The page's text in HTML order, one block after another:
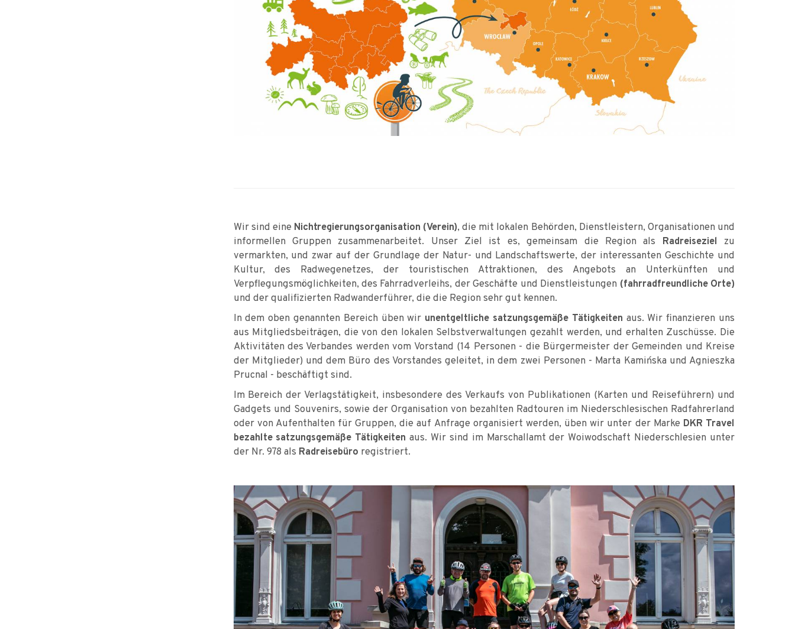
Wir sind eine Nichtregierungsorganisation (Verein), die mit lokalen Behörden, Dienstleistern, Organisationen und
informellen Gruppen zusammenarbeitet. Unser Ziel ist es, gemeinsam die Region als Radreiseziel zu
vermarkten, und zwar auf der Grundlage der Natur- und Landschaftswerte, der interessanten Geschichte und
Kultur, des Radwegenetzes, der touristischen Attraktionen, des Angebots an Unterkünften und
Verpflegungsmöglichkeiten, des Fahrradverleihs, der Geschäfte und Dienstleistungen (fahrradfreundliche Orte)
und der qualifizierten Radwanderführer, die die Region sehr gut kennen.
In dem oben genannten Bereich üben wir unentgeltliche satzungsgemäße Tätigkeiten aus. Wir finanzieren uns
aus Mitgliedsbeiträgen, die von den lokalen Selbstverwaltungen gezahlt werden, und erhalten Zuschüsse. Die
Aktivitäten des Verbandes werden vom Vorstand (14 Personen - die Bürgermeister der Gemeinden und Kreise
der Mitglieder) und dem Büro des Vorstandes geleitet, in dem zwei Personen - Marta Kamińska und Agnieszka
Prucnal - beschäftigt sind.
Im Bereich der Verlagstätigkeit, insbesondere des Verkaufs von Publikationen (Karten und Reiseführern) und
Gadgets und Souvenirs, sowie der Organisation von bezahlten Radtouren im Niederschlesischen Radfahrerland
oder von Aufenthalten für Gruppen, die auf Anfrage organisiert werden, üben wir unter der Marke DKR Travel
bezahlte satzungsgemäße Tätigkeiten aus. Wir sind im Marschallamt der Woiwodschaft Niederschlesien unter
der Nr. 978 als Radreisebüro registriert.